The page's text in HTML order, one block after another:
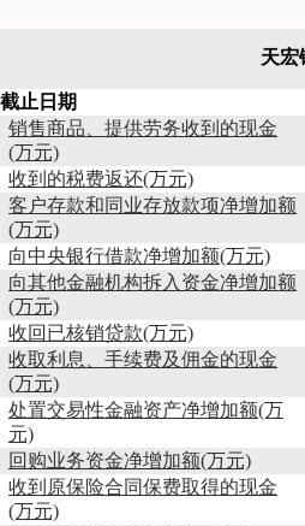
天宏
截止日期
销售商品、提供劳务收到的现金
(万元)
收到的税费返还(万元)
客户存款和同业存放款项净增加额
(万元)
向中央银行借款净增加额(万元)
向其他金融机构拆入资金净增加额
(万元)
收回已核销贷款(万元)
收取利息、手续费及佣金的现金
(万元)
处置交易性金融资产净增加额(万
元)
回购业务资金净增加额(万元)
收到原保险合同保费取得的现金
(万元)